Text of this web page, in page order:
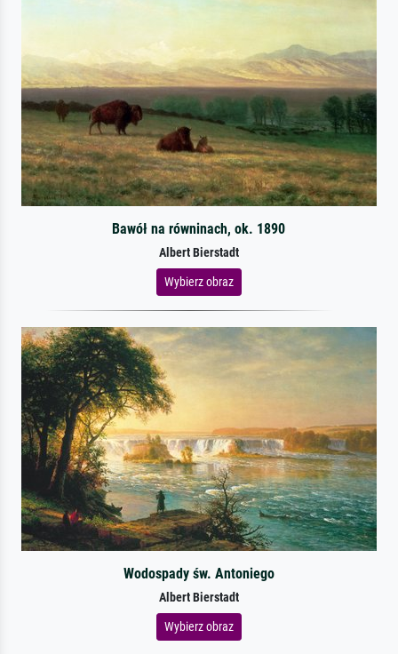
Bawół na równinach, ok. 1890
Albert Bierstadt
Wybierz obraz
Wodospady św. Antoniego
Albert Bierstadt
Wybierz obraz